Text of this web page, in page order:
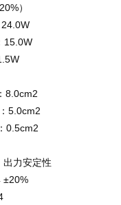
）
15.0W
8.0cm2
5.0cm2
0.5cm2
出力安定性
±20%